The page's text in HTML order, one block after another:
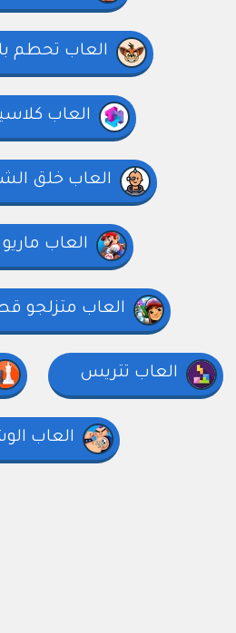
العاب تحطم
العاب
العاب خلق
العاب
العاب متزلجو
العاب تتريس
العاب